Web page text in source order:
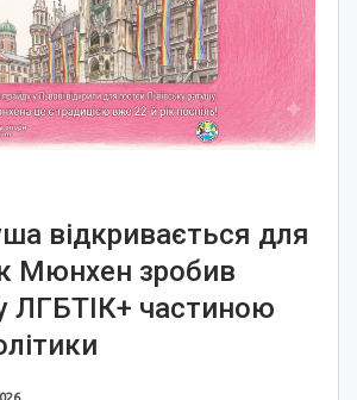
відкривається для
Мюнхен зробив
ЛГБТІК+ частиною